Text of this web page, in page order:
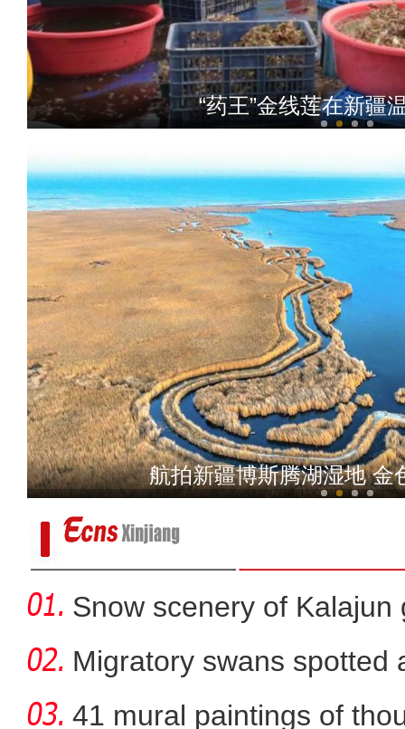
“药王”金线莲在新疆
新疆伊宁市逐步恢复生产生
航拍新疆博斯腾湖湿地 金
Snow scenery of Kalajun
Migratory swans spotted
41 mural paintings of